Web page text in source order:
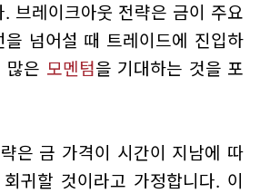
브레이크아웃 전략은 금이 주요
을 넘어설 때 트레이드에 진입하
많은 모멘텀을 기대하는 것을 포
은 금 가격이 시간이 지남에 따
귀할 것이라고 가정합니다. 이